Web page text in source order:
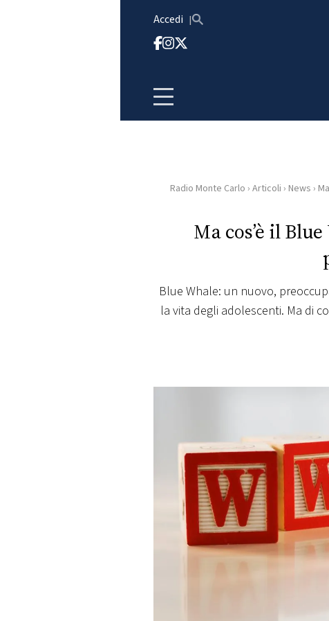
Accedi
HOME
RADIO
CONCORSI
EVENTI
Radio Monte Carlo › Articoli › News ›
Ma cos’è il
Blue Whale: un nuovo,
la vita degli adolescenti. Ma di